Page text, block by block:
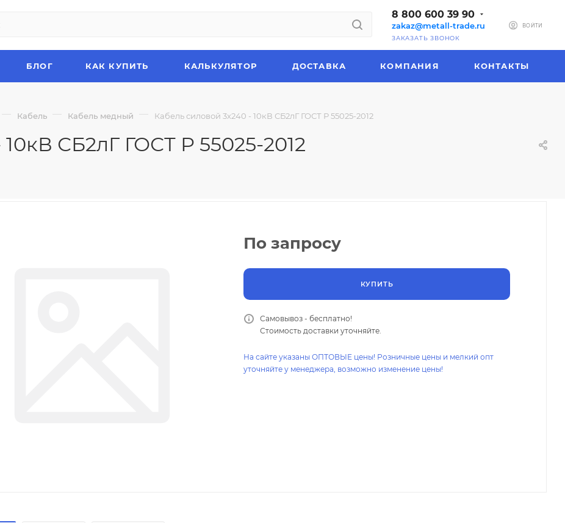
8 800 600 39 90
zakaz@metall-trade.ru
ЗАКАЗАТЬ ЗВОНОК
ВОЙТИ
БЛОГ КАК КУПИТЬ КАЛЬКУЛЯТОР ДОСТАВКА КОМПАНИЯ КОНТАКТЫ
— Кабель — Кабель медный — Кабель силовой 3х240 - 10кВ СБ2лГ ГОСТ Р 55025-2012
СБ2лГ ГОСТ Р 55025-2012
По запросу
КУПИТЬ
Самовывоз - бесплатно!
Стоимость доставки уточняйте.
На сайте указаны ОПТОВЫЕ цены! Розничные цены и мелкий опт
уточняйте у менеджера, возможно изменение цены!